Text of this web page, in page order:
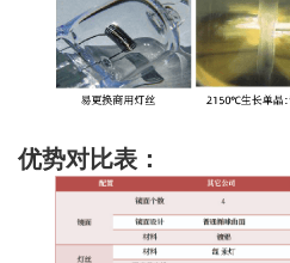
优势对比表：